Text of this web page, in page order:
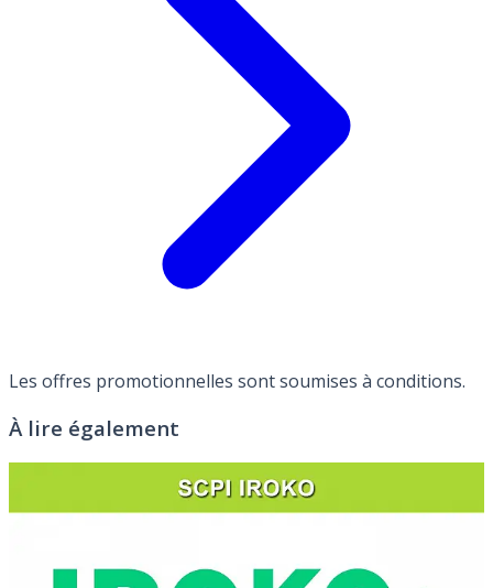
Les offres promotionnelles sont soumises à conditions.
À lire également